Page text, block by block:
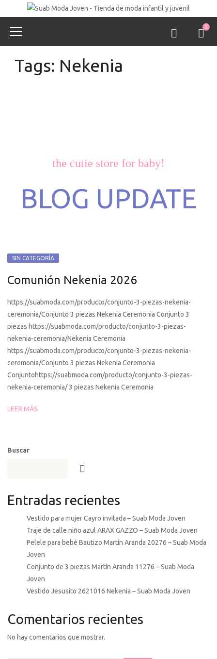
0
Tags: Nekenia
the cutie store for baby!
BLOG UPDATE
SIN CATEGORÍA
Comunión Nekenia 2026
https://suabmoda.com/producto/conjunto-3-piezas-nekenia-
ceremonia/Conjunto 3 piezas Nekenia Ceremonia Conjunto 3
piezas https://suabmoda.com/producto/conjunto-3-piezas-
nekenia-ceremonia/Nekenia Ceremonia
https://suabmoda.com/producto/conjunto-3-piezas-nekenia-
ceremonia/Conjunto 3 piezas Nekenia Ceremonia
Conjuntohttps://suabmoda.com/producto/conjunto-3-piezas-
nekenia-ceremonia/ 3 piezas Nekenia Ceremonia
LEER MÁS
Buscar
Entradas recientes
Vestido para mujer Cayro invitada – Suab Moda Joven
Traje de calle niño azul ARAX GAZZO – Suab Moda Joven
Pelele para bebé Bautizo Martín Aranda 20276 – Suab Moda
Joven
Conjunto de 3 piezas Martín Aranda 11276 – Suab Moda
Joven
Vestido Jesusito 2621016 Nekenia – Suab Moda Joven
Comentarios recientes
No hay comentarios que mostrar.